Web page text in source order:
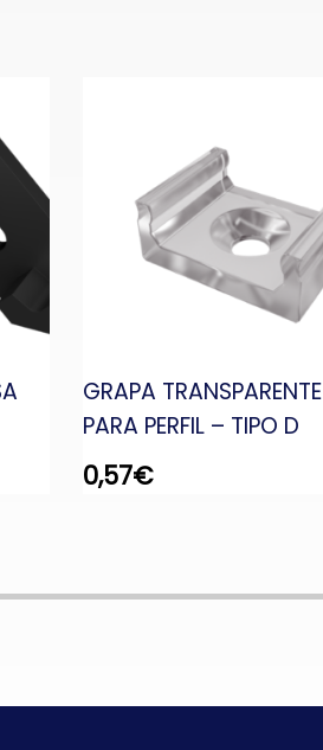
GRAPA TRANSPARENTE
PARA PERFIL – TIPO D
0,57€